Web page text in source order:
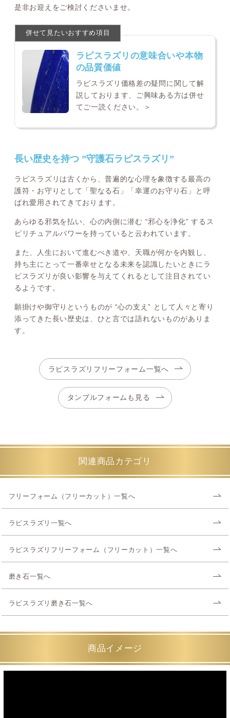
是非お迎えをご検討くださいませ。
ラピスラズリの意味合いや本物
の品質価値
ラピスラズリ価格差の疑問に関して解
説しております、ご興味ある方は併せ
てご一読ください。＞
長い歴史を持つ ”守護石ラピスラズリ”
ラピスラズリは古くから、普遍的な心理を象徴する最高の
護符・お守りとして「聖なる石」「幸運のお守り石」と呼
ばれ愛用されてきております。
あらゆる邪気を払い、心の内側に潜む “邪心を浄化” するス
ピリチュアルパワーを持っていると云われています。
また、人生において進むべき道や、天職が何かを内観し、
持ち主にとって一番幸せとなる未来を認識したいときにラ
ピスラズリが良い影響を与えてくれるとして注目されてい
るようです。
願掛けや御守りというものが “心の支え” として人々と寄り
添ってきた長い歴史は、ひと言では語れないものがありま
す。
ラピスラズリフリーフォーム一覧へ
タンブルフォームも見る
関連商品カテゴリ
フリーフォーム（フリーカット）一覧へ
ラピスラズリ一覧へ
ラピスラズリフリーフォーム（フリーカット）一覧へ
磨き石一覧へ
ラピスラズリ磨き石一覧へ
商品イメージ